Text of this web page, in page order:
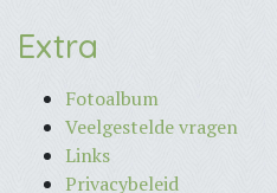
Extra
Fotoalbum
Veelgestelde vragen
Links
Privacybeleid